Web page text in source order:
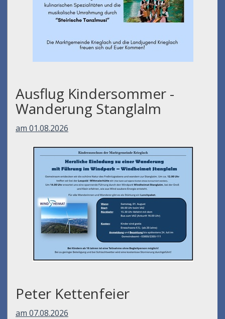
Ausflug Kindersommer -
Wanderung Stanglalm
am 01.08.2026
Peter Kettenfeier
am 07.08.2026